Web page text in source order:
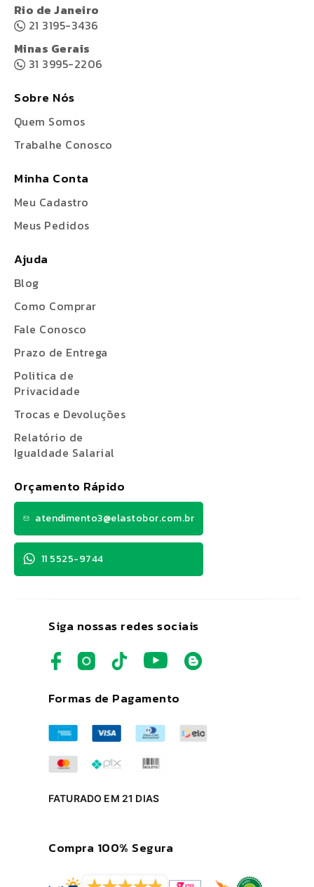
Siga nossas redes sociais
Formas de Pagamento
FATURADO EM 21 DIAS
Compra 100% Segura
Rio de Janeiro
21 3195-3436
Minas Gerais
31 3995-2206
Sobre Nós
Quem Somos
Trabalhe Conosco
Minha Conta
Meu Cadastro
Meus Pedidos
Ajuda
Blog
Como Comprar
Fale Conosco
Prazo de Entrega
Politica de
Privacidade
Trocas e Devoluções
Relatório de
Igualdade Salarial
Orçamento Rápido
atendimento3@elastobor.com.br
11 5525-9744